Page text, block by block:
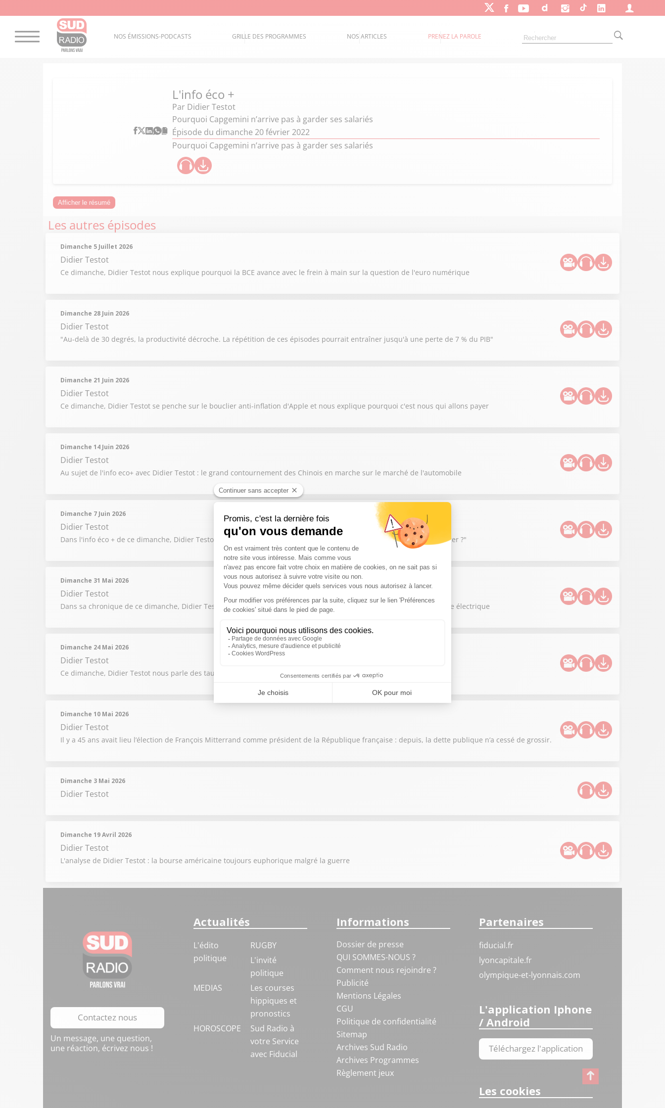
NOS ÉMISSIONS-PODCASTS GRILLE DES PROGRAMMES NOS ARTICLES PRENEZ LA PAROLE
L'info éco +
Par Didier Testot
Pourquoi Capgemini n’arrive pas à garder ses salariés
Épisode du dimanche 20 février 2022
Pourquoi Capgemini n’arrive pas à garder ses salariés
Afficher le résumé
Les autres épisodes
Dimanche 5 Juillet 2026
Didier Testot
Ce dimanche, Didier Testot nous explique pourquoi la BCE avance avec le frein à main sur la question de l'euro numérique
Dimanche 28 Juin 2026
Didier Testot
"Au-delà de 30 degrés, la productivité décroche. La répétition de ces épisodes pourrait entraîner jusqu'à une perte de 7 % du PIB"
Dimanche 21 Juin 2026
Didier Testot
Ce dimanche, Didier Testot se penche sur le bouclier anti-inflation d'Apple et nous explique pourquoi c'est nous qui allons payer
Dimanche 14 Juin 2026
Didier Testot
Au sujet de l'info eco+ avec Didier Testot : le grand contournement des Chinois en marche sur le marché de l'automobile
Dimanche 7 Juin 2026
Didier Testot
Dans l'info éco + de ce dimanche, Didier Testot nous parle de l'arrivée en Bourse Space X : "Pourquoi ça va tout changer ?"
Dimanche 31 Mai 2026
Didier Testot
Dans sa chronique de ce dimanche, Didier Testot se penche sur le cas de Ferrari qui suscite la polémique avec la Luce électrique
Dimanche 24 Mai 2026
Didier Testot
Ce dimanche, Didier Testot nous parle des taux d'intérêt atteignent de nouveaux records !
Dimanche 10 Mai 2026
Didier Testot
Il y a 45 ans avait lieu l’élection de François Mitterrand comme président de la République française : depuis, la dette publique n’a cessé de grossir.
Dimanche 3 Mai 2026
Didier Testot
Dimanche 19 Avril 2026
Didier Testot
L'analyse de Didier Testot : la bourse américaine toujours euphorique malgré la guerre
Contactez nous
Un message, une question,
une réaction, écrivez nous !
Actualités
L'édito
politique
RUGBY
L'invité
politique
MEDIAS
Les courses
hippiques et
pronostics
HOROSCOPE
Sud Radio à
votre Service
avec Fiducial
Informations
Dossier de presse
QUI SOMMES-NOUS ?
Comment nous rejoindre ?
Publicité
Mentions Légales
CGU
Politique de confidentialité
Sitemap
Archives Sud Radio
Archives Programmes
Règlement jeux
Partenaires
fiducial.fr
lyoncapitale.fr
olympique-et-lyonnais.com
L'application Iphone
/ Android
Téléchargez l'application
Les cookies